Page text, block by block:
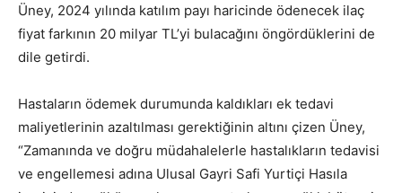
Üney, 2024 yılında katılım payı haricinde ödenecek ilaç
fiyat farkının 20 milyar TL’yi bulacağını öngördüklerini de
dile getirdi.
Hastaların ödemek durumunda kaldıkları ek tedavi
maliyetlerinin azaltılması gerektiğinin altını çizen Üney,
“Zamanında ve doğru müdahalelerle hastalıkların tedavisi
ve engellemesi adına Ulusal Gayri Safi Yurtiçi Hasıla